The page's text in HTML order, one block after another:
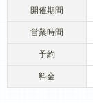
開催期間
営業時間
予約
料金